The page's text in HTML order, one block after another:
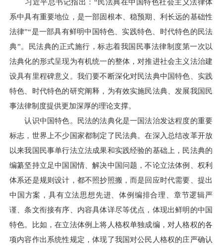
系中具有重要地位，是一部固根本、稳预期、利长远的基础性
法律”“是一部具有鲜明中国特色、实践特色、时代特色的民法
典”。民法典的正式施行，标志着我国民事法律制度第一次以
法典化的形式呈现为有机统一的整体，对推进社会主义法治建
设具有里程碑意义。我们要不断深化对民法典中国特色、实践
特色、时代特色的研究阐释，为有效实施民法典、发展我国民
事法律制度提供更加深厚的理论支撑。
认识中国特色。民法的法典化是一国法治发达程度的重要
标志，世界上不少国家都制定了民法典。在深入总结改革开放
以来我国民事单行法立法成果和实践经验的基础上，民法典的
编纂坚持立足中国国情、解决中国问题，不论立法体例、权利
体系还是规则设计，都不照抄照搬，而是回应时代需要、提出
中国方案，具有立法思想先进、体例编排合理、章节逻辑严
谨、条文衔接有序、内容具体详尽等优点，体现出鲜明的中国
特色。比如，在立法体例上将人格权单独成编，对人格权的各
项内容作出系统性规定，体现了我国对公民人格权的庄严确认